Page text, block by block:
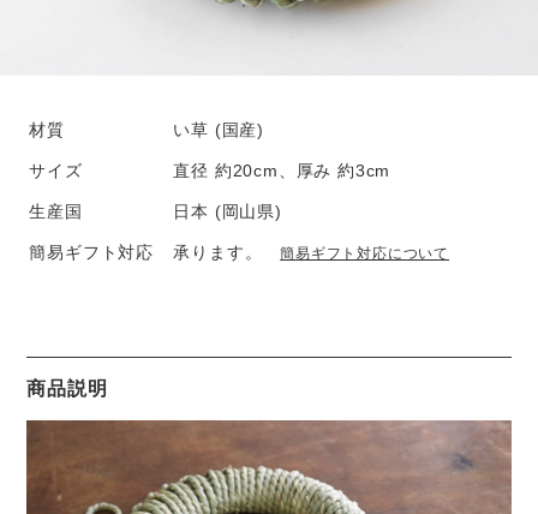
材質 い草 (国産)
サイズ 直径 約20cm、厚み 約3cm
生産国 日本 (岡山県)
簡易ギフト対応 承ります。簡易ギフト対応について
商品説明